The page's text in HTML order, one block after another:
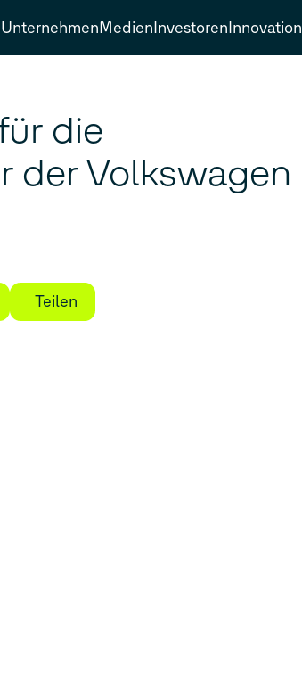
UnternehmenMedienInvestorenInnovation
die
der Volkswagen
Teilen